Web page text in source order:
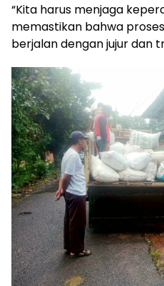
“Kita harus menjaga
memastikan bahwa
berjalan dengan jujur dan